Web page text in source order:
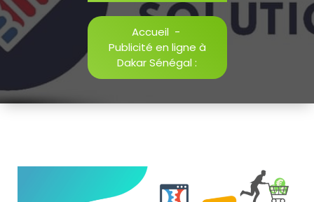
Accueil-
Publicité en ligne à
Dakar Sénégal :